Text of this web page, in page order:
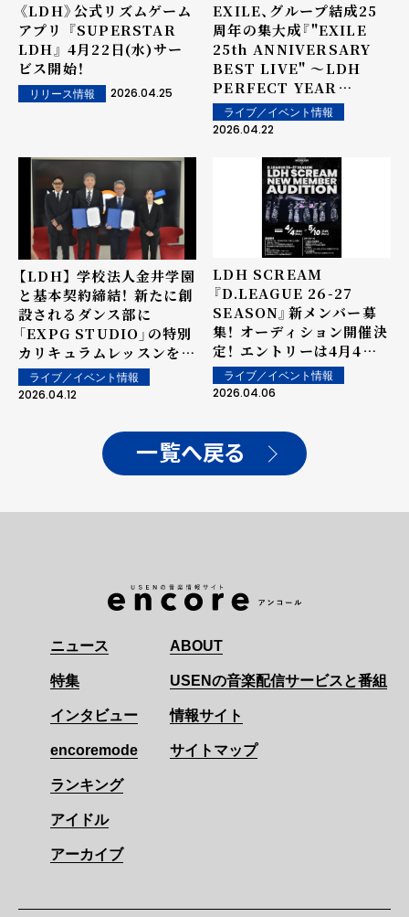
《LDH》公式リズムゲーム
アプリ 『SUPERSTAR
LDH』 4月22日(水)サー
ビス開始！
リリース情報 2026.04.25
EXILE、グループ結成25
周年の集大成『"EXILE
25th ANNIVERSARY
BEST LIVE" 〜LDH
PERFECT YEAR
2026〜』11月に関東、12月
に関西にて開催！！
MAKIDAIも参戦決定！
ライブ／イベント情報
2026.04.22
【LDH】 学校法人金井学園
と基本契約締結！ 新たに創
設されるダンス部に
「EXPG STUDIO」の特別
カリキュラムレッスンを提
供！ 調印式にはEXILEの
松本利夫も出席！!
ライブ／イベント情報
2026.04.12
LDH SCREAM
『D.LEAGUE 26-27
SEASON』新メンバー募
集！ オーディション開催決
定！ エントリーは4月4日
からスタート！！
ライブ／イベント情報
2026.04.06
一覧へ戻る
ニュース
特集
インタビュー
encoremode
ランキング
アイドル
アーカイブ
ABOUT
USENの音楽配信サービスと番組
情報サイト
サイトマップ